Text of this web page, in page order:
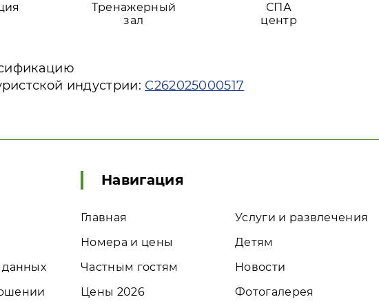
Тренажерный
зал
СПА
центр
индустрии: С262025000517
данных
Навигация
Главная
Номера и цены
Частным гостям
Цены 2026
Услуги и развлечения
Детям
Новости
Фотогалерея